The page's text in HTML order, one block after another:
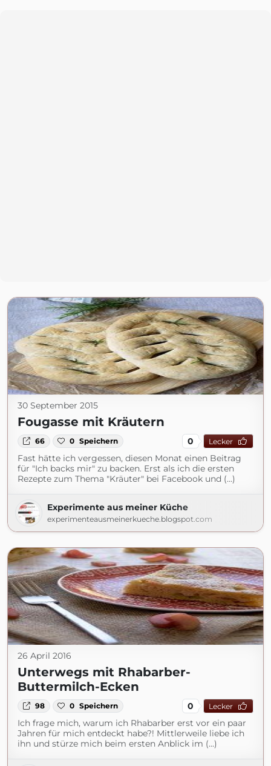
30 September 2015
Fougasse mit Kräutern
66 0 Speichern 0 Lecker
Fast hätte ich vergessen, diesen Monat einen Beitrag
für "Ich backs mir" zu backen. Erst als ich die ersten
Rezepte zum Thema "Kräuter" bei Facebook und (...)
Experimente aus meiner Küche
experimenteausmeinerkueche.blogspot.com
26 April 2016
Unterwegs mit Rhabarber-
Buttermilch-Ecken
98 0 Speichern 0 Lecker
Ich frage mich, warum ich Rhabarber erst vor ein paar
Jahren für mich entdeckt habe?! Mittlerweile liebe ich
ihn und stürze mich beim ersten Anblick im (...)